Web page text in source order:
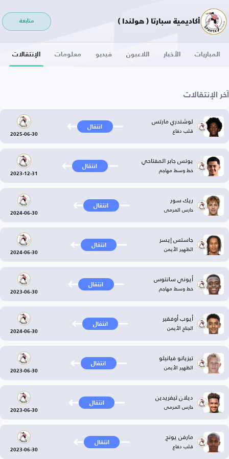
أكاديمية سبارتا ( هولندا ) متابعة
المباريات الأخبار اللاعبون فيديو معلومات الإنتقالات
آخر الإنتقالات
لوشندري مارتس
قلب دفاع انتقال
2025-06-30
يونس جابر المفتاحي
خط وسط مهاجم انتقال
2023-12-31
ريك سور
حارس المرمى انتقال
2024-06-30
جاستس إيسر
الظهير الأيمن انتقال
2024-06-30
أيوني سانتوس
خط وسط مهاجم انتقال
2023-06-30
أيوب أوفقير
الجناح الأيمن انتقال
2024-06-30
تيزيانو فيانيلو
الظهير الأيمن انتقال
2023-06-30
ديلان تيفريدين
حارس المرمى انتقال
2023-06-30
مارفن يونج
قلب دفاع انتقال
2023-06-30